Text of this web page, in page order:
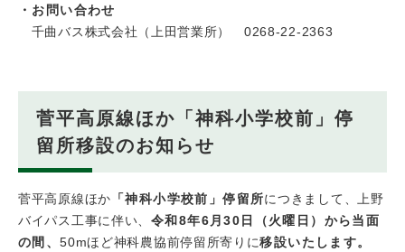
・お問い合わせ
千曲バス株式会社（上田営業所） 0268-22-2363
菅平高原線ほか「神科小学校前」停
留所移設のお知らせ
菅平高原線ほか 「神科小学校前」停留所につきまして、上野
バイパス工事に伴い、 令和8年6月30日（火曜日）から当面
の間、50mほど神科農協前停留所寄りに移設いたします。